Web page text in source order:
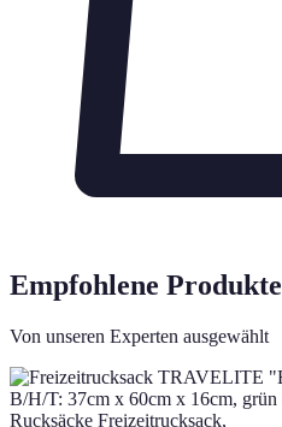
Empfohlene Produkte
Von unseren Experten ausgewählt